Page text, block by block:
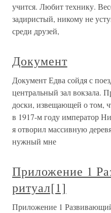
учится. Любит технику.
задиристый, никому не
среди друзей,
Документ
Документ Едва сойдя с
центральный зал вокзала.
доски, извещающей о том,
в 1917-м году император
я отворил массивную
нужный мне
Приложение 1
ритуал[1]
Приложение 1